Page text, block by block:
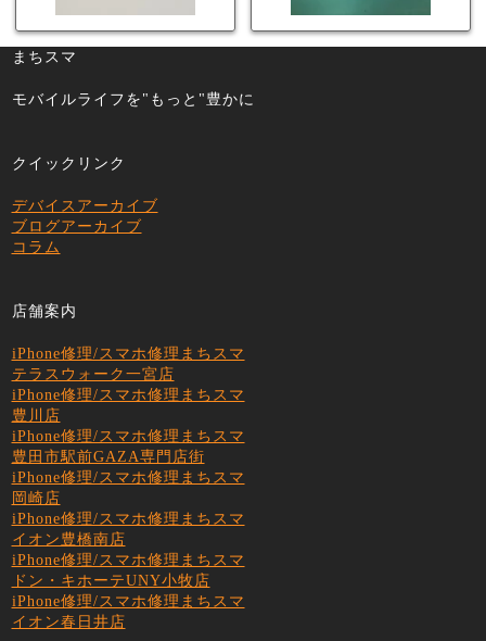
まちスマ
モバイルライフを"もっと"豊かに
クイックリンク
デバイスアーカイブ
ブログアーカイブ
コラム
店舗案内
iPhone修理/スマホ修理まちスマ
テラスウォーク一宮店
iPhone修理/スマホ修理まちスマ
豊川店
iPhone修理/スマホ修理まちスマ
豊田市駅前GAZA専門店街
iPhone修理/スマホ修理まちスマ
岡崎店
iPhone修理/スマホ修理まちスマ
イオン豊橋南店
iPhone修理/スマホ修理まちスマ
ドン・キホーテUNY小牧店
iPhone修理/スマホ修理まちスマ
イオン春日井店